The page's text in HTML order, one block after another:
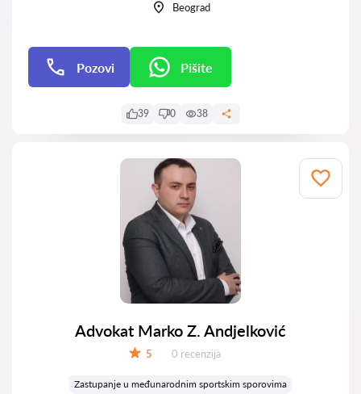
Beograd
Pozovi Pišite
39 0 38
Advokat Marko Z. Andjelković
5 Recenzija:
0 recenzija
Zastupanje u međunarodnim sportskim sporovima